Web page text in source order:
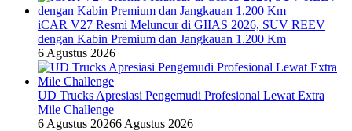
iCAR V27 Resmi Meluncur di GIIAS 2026, SUV REEV
dengan Kabin Premium dan Jangkauan 1.200 Km
6 Agustus 2026
UD Trucks Apresiasi Pengemudi Profesional Lewat Extra
Mile Challenge
6 Agustus 20266 Agustus 2026